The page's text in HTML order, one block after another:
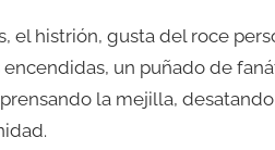
el histrión, gusta del roce
encendidas, un puñado de
la mejilla,